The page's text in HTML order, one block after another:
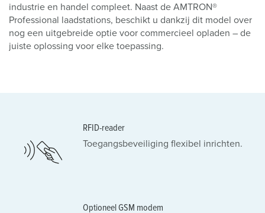
industrie en handel compleet. Naast de AMTRON®
Professional laadstations, beschikt u dankzij dit model over
nog een uitgebreide optie voor commercieel opladen – de
juiste oplossing voor elke toepassing.
RFID-reader
Toegangsbeveiliging flexibel inrichten.
Optioneel GSM modem